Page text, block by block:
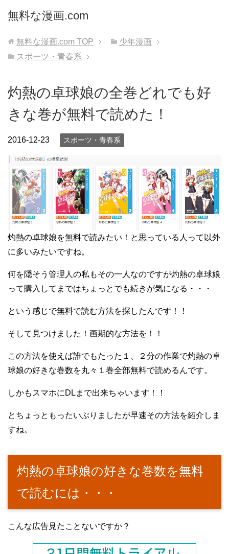
無料な漫画.com
無料な漫画.com TOP
少年漫画
スポーツ・青春系
灼熱の卓球娘の全巻どれでも好
きな巻が無料で読めた！
2016-12-23 スポーツ・青春系
灼熱の卓球娘を無料で読みたい！と思っている人って以外
に多いみたいですね。
何を隠そう管理人の私もその一人なのですが灼熱の卓球娘
って購入してまではちょっとでも続きが気になる・・・
という感じで無料で読む方法を探したんです！！
そして見つけました！画期的な方法を！！
この方法を使えば誰でもたった１、２分の作業で灼熱の卓
球娘の好きな巻数を丸々１巻全部無料で読めるんです。
しかもスマホにDLまで出来ちゃいます！！
とちょっともったいぶりましたが早速その方法を紹介しま
すね。
灼熱の卓球娘の好きな巻数を無料
で読むには・・・
こんな広告見たことないですか？